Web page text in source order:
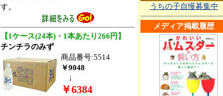
うちの子自慢募集中
メディア掲載履歴
す。
【1ケース(24本)・1本あたり266円】
チンチラのみず
商品番号:5514
￥9048
↓
￥6384